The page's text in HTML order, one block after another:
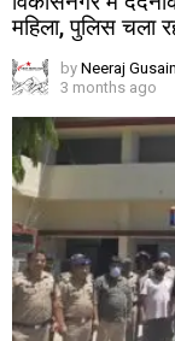
महिला, पुलिस चला
by Neeraj Gusain
3 months ago